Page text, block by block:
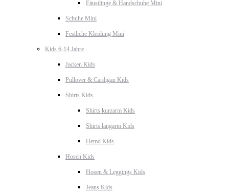
Fäustlinge & Handschuhe Mini
Schuhe Mini
Festliche Kleidung Mini
Kids 6-14 Jahre
Jacken Kids
Pullover & Cardigan Kids
Shirts Kids
Shirts kurzarm Kids
Shirts langarm Kids
Hemd Kids
Hosen Kids
Hosen & Leggings Kids
Jeans Kids